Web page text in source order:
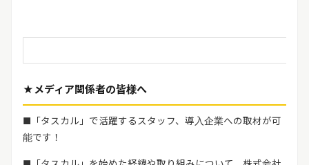
★メディア関係者の皆様へ
■ 「タスカル」で活躍するスタッフ、導入企業への取材が可
能です！